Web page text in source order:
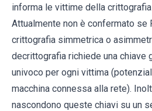
informa le vittime della
Attualmente non è confermato se
crittografia simmetrica o
decrittografia richiede una chiave
univoco per ogni vittima
macchina connessa alla rete).
nascondono queste chiavi su un